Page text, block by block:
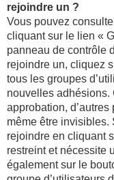
rejoindre un ?
Vous pouvez
cliquant sur le lien «
panneau de contrôle
rejoindre un, cliquez
tous les groupes
nouvelles adhésions.
approbation, d’autres
même être invisibles.
rejoindre en cliquant
restreint et nécessite
également sur le